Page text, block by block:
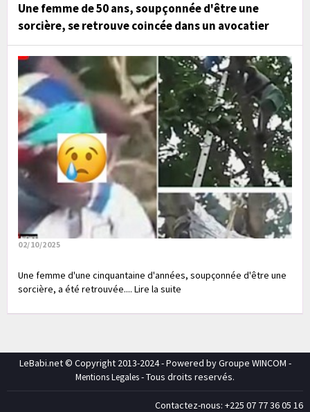
Une femme de 50 ans, soupçonnée d'être une
sorcière, se retrouve coincée dans un avocatier
02/10/2025
Une femme d'une cinquantaine d'années, soupçonnée d'être une
sorcière, a été retrouvée.... Lire la suite
LeBabi.net © Copyright 2013-2024 - Powered by Groupe WINCOM -
Mentions Legales- Tous droits reservés.
Contactez-nous: +225 07 77 36 05 16